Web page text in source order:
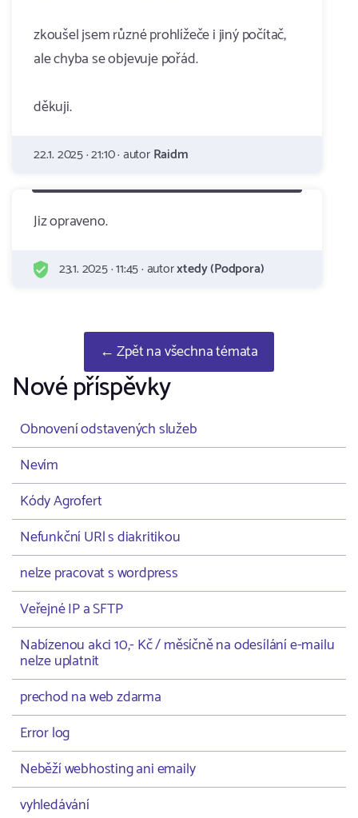
zkoušel jsem různé prohlížeče i jiný počítač,
ale chyba se objevuje pořád.
děkuji.
22.1. 2025 · 21:10 · autorRaidm
Jiz opraveno.
23.1. 2025 · 11:45 · autorxtedy (Podpora)
← Zpět na všechna témata
Nové příspěvky
Obnovení odstavených služeb
Nevím
Kódy Agrofert
Nefunkční URl s diakritikou
nelze pracovat s wordpress
Veřejné IP a SFTP
Nabízenou akci 10,- Kč / měsíčně na odesílání e-mailu
nelze uplatnit
prechod na web zdarma
Error log
Neběží webhosting ani emaily
vyhledávání